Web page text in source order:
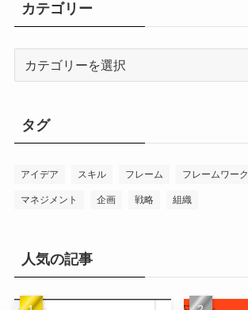
カテゴリー
ー
タグ
アイデア スキル フレーム フレームワーク
マネジメント 企画 戦略 組織
人気の記事